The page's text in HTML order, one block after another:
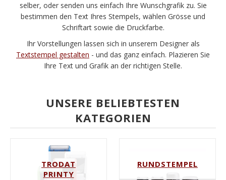
selber, oder senden uns einfach Ihre Wunschgrafik zu. Sie
bestimmen den Text Ihres Stempels, wählen Grösse und
Schriftart sowie die Druckfarbe.
Ihr Vorstellungen lassen sich in unserem Designer als
Textstempel gestalten - und das ganz einfach. Plazieren Sie
Ihre Text und Grafik an der richtigen Stelle.
UNSERE BELIEBTESTEN
KATEGORIEN
TRODAT
PROFESSIONAL
ERSATZ-
TEXTPLATTE